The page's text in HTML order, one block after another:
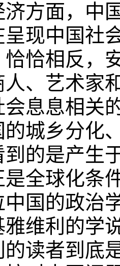
方面，中
呈现中国社
恰恰相反，
、艺术家
息息相关
的城乡分化
到的是产生
全球化条
国的政治
维利的学
的读者到底